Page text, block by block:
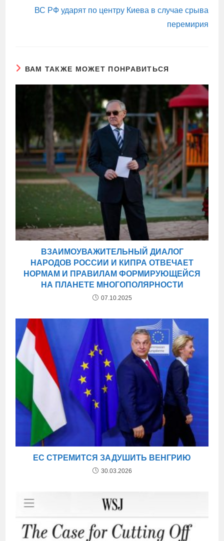
ВС РФ ударят по центру Киева в случае срыва
перемирия
ВАМ ТАКЖЕ МОЖЕТ ПОНРАВИТЬСЯ
ВЗАИМОУВАЖИТЕЛЬНЫЙ ДИАЛОГ
НАРОДОВ РОССИИ И КИПРА ОТВЕЧАЕТ
НОРМАМ И ПРАВИЛАМ ФОРМИРУЮЩЕЙСЯ
НА ПЛАНЕТЕ МНОГОПОЛЯРНОСТИ
07.10.2025
ЕС СТРЕМИТСЯ ЗАДУШИТЬ ВЕНГРИЮ
30.03.2026